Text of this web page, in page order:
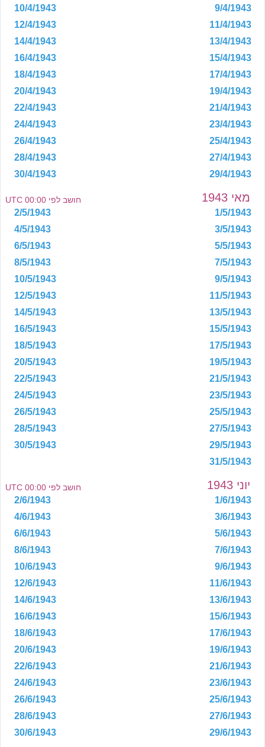
9/4/1943
10/4/1943
11/4/1943
12/4/1943
13/4/1943
14/4/1943
15/4/1943
16/4/1943
17/4/1943
18/4/1943
19/4/1943
20/4/1943
21/4/1943
22/4/1943
23/4/1943
24/4/1943
25/4/1943
26/4/1943
27/4/1943
28/4/1943
29/4/1943
30/4/1943
מאי 1943 חושב לפי 00:00 UTC
1/5/1943
2/5/1943
3/5/1943
4/5/1943
5/5/1943
6/5/1943
7/5/1943
8/5/1943
9/5/1943
10/5/1943
11/5/1943
12/5/1943
13/5/1943
14/5/1943
15/5/1943
16/5/1943
17/5/1943
18/5/1943
19/5/1943
20/5/1943
21/5/1943
22/5/1943
23/5/1943
24/5/1943
25/5/1943
26/5/1943
27/5/1943
28/5/1943
29/5/1943
30/5/1943
31/5/1943
יוני 1943 חושב לפי 00:00 UTC
1/6/1943
2/6/1943
3/6/1943
4/6/1943
5/6/1943
6/6/1943
7/6/1943
8/6/1943
9/6/1943
10/6/1943
11/6/1943
12/6/1943
13/6/1943
14/6/1943
15/6/1943
16/6/1943
17/6/1943
18/6/1943
19/6/1943
20/6/1943
21/6/1943
22/6/1943
23/6/1943
24/6/1943
25/6/1943
26/6/1943
27/6/1943
28/6/1943
29/6/1943
30/6/1943